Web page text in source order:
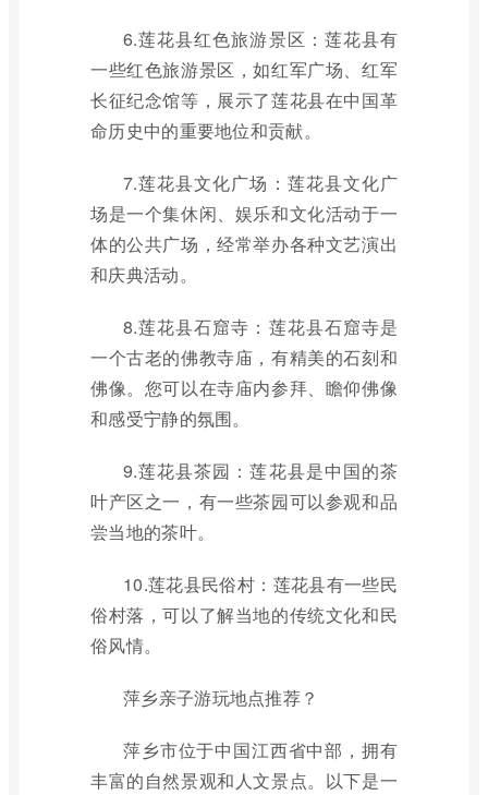
6.莲花县红色旅游景区：莲花县有
一些红色旅游景区，如红军广场、红军
长征纪念馆等，展示了莲花县在中国革
命历史中的重要地位和贡献。
7.莲花县文化广场：莲花县文化广
场是一个集休闲、娱乐和文化活动于一
体的公共广场，经常举办各种文艺演出
和庆典活动。
8.莲花县石窟寺：莲花县石窟寺是
一个古老的佛教寺庙，有精美的石刻和
佛像。您可以在寺庙内参拜、瞻仰佛像
和感受宁静的氛围。
9.莲花县茶园：莲花县是中国的茶
叶产区之一，有一些茶园可以参观和品
尝当地的茶叶。
10.莲花县民俗村：莲花县有一些民
俗村落，可以了解当地的传统文化和民
俗风情。
萍乡亲子游玩地点推荐？
萍乡市位于中国江西省中部，拥有
丰富的自然景观和人文景点。以下是一